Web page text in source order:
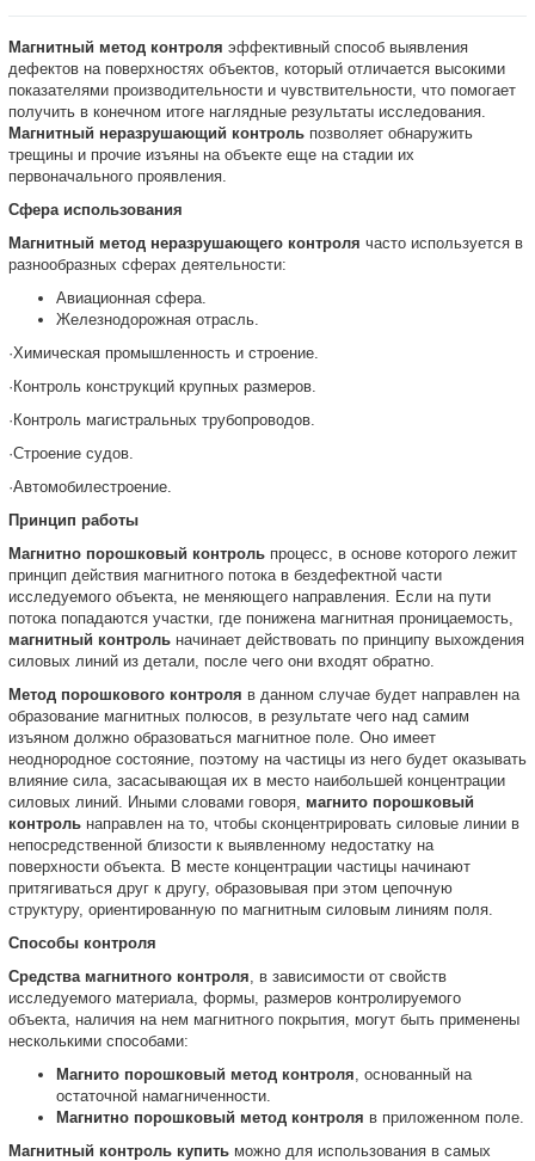
Магнитный метод контроля эффективный способ выявления
дефектов на поверхностях объектов, который отличается высокими
показателями производительности и чувствительности, что помогает
получить в конечном итоге наглядные результаты исследования.
Магнитный неразрушающий контроль позволяет обнаружить
трещины и прочие изъяны на объекте еще на стадии их
первоначального проявления.
Сфера использования
Магнитный метод неразрушающего контроля часто используется в
разнообразных сферах деятельности:
Авиационная сфера.
Железнодорожная отрасль.
·Химическая промышленность и строение.
·Контроль конструкций крупных размеров.
·Контроль магистральных трубопроводов.
·Строение судов.
·Автомобилестроение.
Принцип работы
Магнитно порошковый контроль процесс, в основе которого лежит
принцип действия магнитного потока в бездефектной части
исследуемого объекта, не меняющего направления. Если на пути
потока попадаются участки, где понижена магнитная проницаемость,
магнитный контроль начинает действовать по принципу выхождения
силовых линий из детали, после чего они входят обратно.
Метод порошкового контроля в данном случае будет направлен на
образование магнитных полюсов, в результате чего над самим
изъяном должно образоваться магнитное поле. Оно имеет
неоднородное состояние, поэтому на частицы из него будет оказывать
влияние сила, засасывающая их в место наибольшей концентрации
силовых линий. Иными словами говоря, магнито порошковый
контроль направлен на то, чтобы сконцентрировать силовые линии в
непосредственной близости к выявленному недостатку на
поверхности объекта. В месте концентрации частицы начинают
притягиваться друг к другу, образовывая при этом цепочную
структуру, ориентированную по магнитным силовым линиям поля.
Способы контроля
Средства магнитного контроля, в зависимости от свойств
исследуемого материала, формы, размеров контролируемого
объекта, наличия на нем магнитного покрытия, могут быть применены
несколькими способами:
Магнито порошковый метод контроля, основанный на
остаточной намагниченности.
Магнитно порошковый метод контроля в приложенном поле.
Магнитный контроль купить можно для использования в самых